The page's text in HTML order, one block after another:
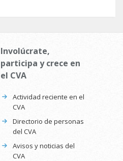
Involúcrate,
participa y crece en
el CVA
Actividad reciente en el
CVA
Directorio de personas
del CVA
Avisos y noticias del
CVA